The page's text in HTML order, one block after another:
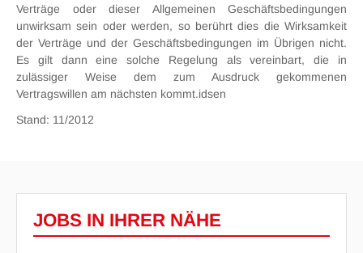
Verträge oder dieser Allgemeinen Geschäftsbedingungen
unwirksam sein oder werden, so berührt dies die Wirksamkeit
der Verträge und der Geschäftsbedingungen im Übrigen nicht.
Es gilt dann eine solche Regelung als vereinbart, die in
zulässiger Weise dem zum Ausdruck gekommenen
Vertragswillen am nächsten kommt.idsen
Stand: 11/2012
JOBS IN IHRER NÄHE